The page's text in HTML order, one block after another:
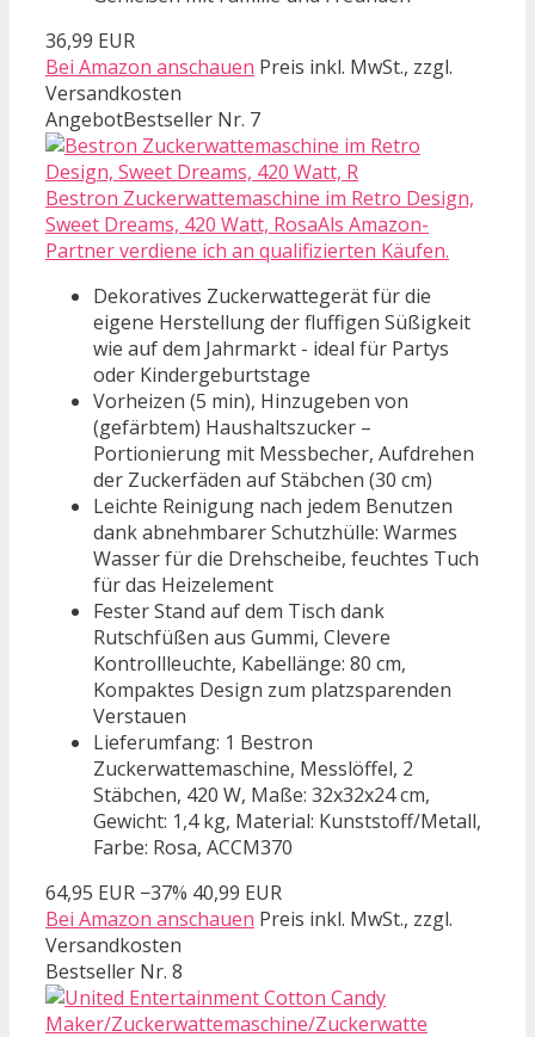
36,99 EUR
Bei Amazon anschauen Preis inkl. MwSt., zzgl.
Versandkosten
AngebotBestseller Nr. 7
Bestron Zuckerwattemaschine im Retro Design,
Sweet Dreams, 420 Watt, RosaAls Amazon-
Partner verdiene ich an qualifizierten Käufen.
Dekoratives Zuckerwattegerät für die
eigene Herstellung der fluffigen Süßigkeit
wie auf dem Jahrmarkt - ideal für Partys
oder Kindergeburtstage
Vorheizen (5 min), Hinzugeben von
(gefärbtem) Haushaltszucker –
Portionierung mit Messbecher, Aufdrehen
der Zuckerfäden auf Stäbchen (30 cm)
Leichte Reinigung nach jedem Benutzen
dank abnehmbarer Schutzhülle: Warmes
Wasser für die Drehscheibe, feuchtes Tuch
für das Heizelement
Fester Stand auf dem Tisch dank
Rutschfüßen aus Gummi, Clevere
Kontrollleuchte, Kabellänge: 80 cm,
Kompaktes Design zum platzsparenden
Verstauen
Lieferumfang: 1 Bestron
Zuckerwattemaschine, Messlöffel, 2
Stäbchen, 420 W, Maße: 32x32x24 cm,
Gewicht: 1,4 kg, Material: Kunststoff/Metall,
Farbe: Rosa, ACCM370
64,95 EUR −37% 40,99 EUR
Bei Amazon anschauen Preis inkl. MwSt., zzgl.
Versandkosten
Bestseller Nr. 8